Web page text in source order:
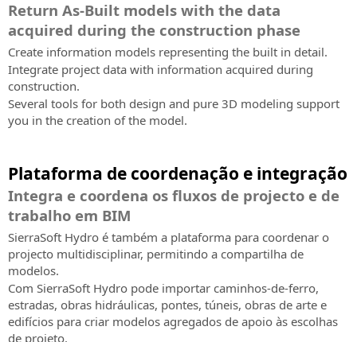
Return As-Built models with the data
acquired during the construction phase
Create information models representing the built in detail.
Integrate project data with information acquired during
construction.
Several tools for both design and pure 3D modeling support
you in the creation of the model.
Plataforma de coordenação e integração
Integra e coordena os fluxos de projecto e de
trabalho em BIM
SierraSoft Hydro é também a plataforma para coordenar o
projecto multidisciplinar, permitindo a compartilha de
modelos.
Com SierraSoft Hydro pode importar caminhos-de-ferro,
estradas, obras hidráulicas, pontes, túneis, obras de arte e
edifícios para criar modelos agregados de apoio às escolhas
de projeto.